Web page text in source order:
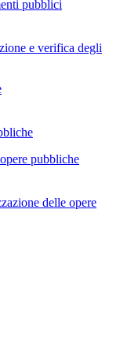
pubblici
e verifica degli
pubbliche
delle opere